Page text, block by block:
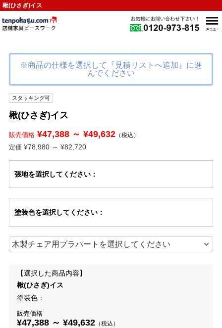
楸(ひさぎ)イス
※商品の仕様を選択して『見積リストへ追加』に進
んでください
スタッキング可
楸(ひさぎ)イス
販売価格¥47,388 ～ ¥49,632（税込）
定価 ¥78,980 ～ ¥82,720
張地を選択してください：
塗装色を選択してください：
【選択した商品内容】
楸(ひさぎ)イス
塗装色：
販売価格
¥47,388 ～ ¥49,632（税込）